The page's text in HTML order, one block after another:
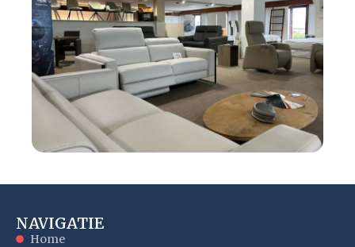
NAVIGATIE
Home